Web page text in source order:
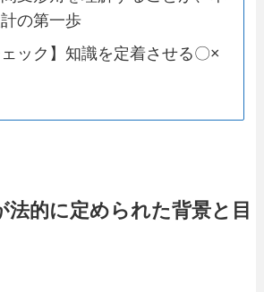
の第一歩
ェック】知識を定着させる〇×
的に定められた背景と目